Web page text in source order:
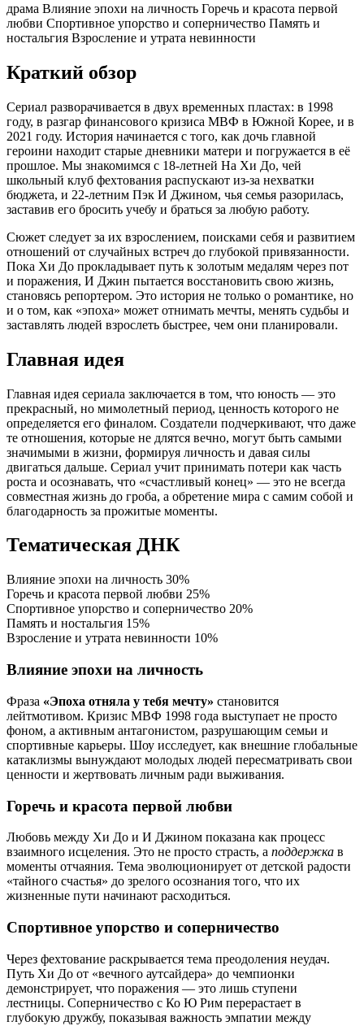
драма Влияние эпохи на личность Горечь и красота первой
любви Спортивное упорство и соперничество Память и
ностальгия Взросление и утрата невинности
Краткий обзор
Сериал разворачивается в двух временных пластах: в 1998
году, в разгар финансового кризиса МВФ в Южной Корее, и в
2021 году. История начинается с того, как дочь главной
героини находит старые дневники матери и погружается в её
прошлое. Мы знакомимся с 18-летней На Хи До, чей
школьный клуб фехтования распускают из-за нехватки
бюджета, и 22-летним Пэк И Джином, чья семья разорилась,
заставив его бросить учебу и браться за любую работу.
Сюжет следует за их взрослением, поисками себя и развитием
отношений от случайных встреч до глубокой привязанности.
Пока Хи До прокладывает путь к золотым медалям через пот
и поражения, И Джин пытается восстановить свою жизнь,
становясь репортером. Это история не только о романтике, но
и о том, как «эпоха» может отнимать мечты, менять судьбы и
заставлять людей взрослеть быстрее, чем они планировали.
Главная идея
Главная идея сериала заключается в том, что юность — это
прекрасный, но мимолетный период, ценность которого не
определяется его финалом. Создатели подчеркивают, что даже
те отношения, которые не длятся вечно, могут быть самыми
значимыми в жизни, формируя личность и давая силы
двигаться дальше. Сериал учит принимать потери как часть
роста и осознавать, что «счастливый конец» — это не всегда
совместная жизнь до гроба, а обретение мира с самим собой и
благодарность за прожитые моменты.
Тематическая ДНК
Влияние эпохи на личность 30%
Горечь и красота первой любви 25%
Спортивное упорство и соперничество 20%
Память и ностальгия 15%
Взросление и утрата невинности 10%
Влияние эпохи на личность
Фраза «Эпоха отняла у тебя мечту» становится
лейтмотивом. Кризис МВФ 1998 года выступает не просто
фоном, а активным антагонистом, разрушающим семьи и
спортивные карьеры. Шоу исследует, как внешние глобальные
катаклизмы вынуждают молодых людей пересматривать свои
ценности и жертвовать личным ради выживания.
Горечь и красота первой любви
Любовь между Хи До и И Джином показана как процесс
взаимного исцеления. Это не просто страсть, а поддержка в
моменты отчаяния. Тема эволюционирует от детской радости
«тайного счастья» до зрелого осознания того, что их
жизненные пути начинают расходиться.
Спортивное упорство и соперничество
Через фехтование раскрывается тема преодоления неудач.
Путь Хи До от «вечного аутсайдера» до чемпионки
демонстрирует, что поражения — это лишь ступени
лестницы. Соперничество с Ко Ю Рим перерастает в
глубокую дружбу, показывая важность эмпатии между